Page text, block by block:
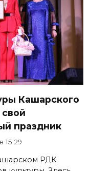
Кашарского
праздник
15:29
РДК